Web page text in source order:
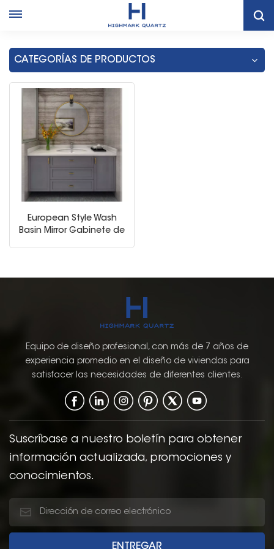
Hogar
Tocador De Doble Lavabo De Baño De Tailandia Con Espejo
CATEGORÍAS DE PRODUCTOS
European Style Wash
Basin Mirror Gabinete de
Equipo de diseño profesional, con más de 7 años de
experiencia promedio en el diseño de viviendas para
satisfacer las necesidades de diferentes clientes.
Suscríbase a nuestro boletín para obtener
información actualizada, promociones y
conocimientos.